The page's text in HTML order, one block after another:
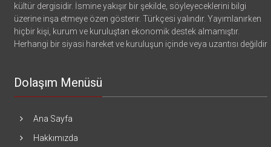
kültür dergisidir. İsmine yakışır bir şekilde, söyleyeceklerini bilgi
üzerine inşa etmeye özen gösterir. Türkçesi yalındır. Yayımlanırken
hiçbir kişi, kurum ve kuruluştan ekonomik destek almamıştır.
Herhangi bir siyasi hareket ve kuruluşun içinde veya uzantısı değildir
Dolaşım Menüsü
Ana Sayfa
Hakkımızda